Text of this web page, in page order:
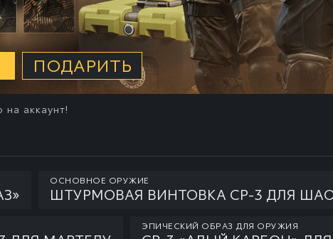
ПОДАРИТЬ
на аккаунт!
ОСНОВНОЕ ОРУЖИЕ
ШТУРМОВАЯ ВИНТОВКА СР-3 ДЛЯ
ЭПИЧЕСКИЙ ОБРАЗ ДЛЯ ОРУЖИЯ